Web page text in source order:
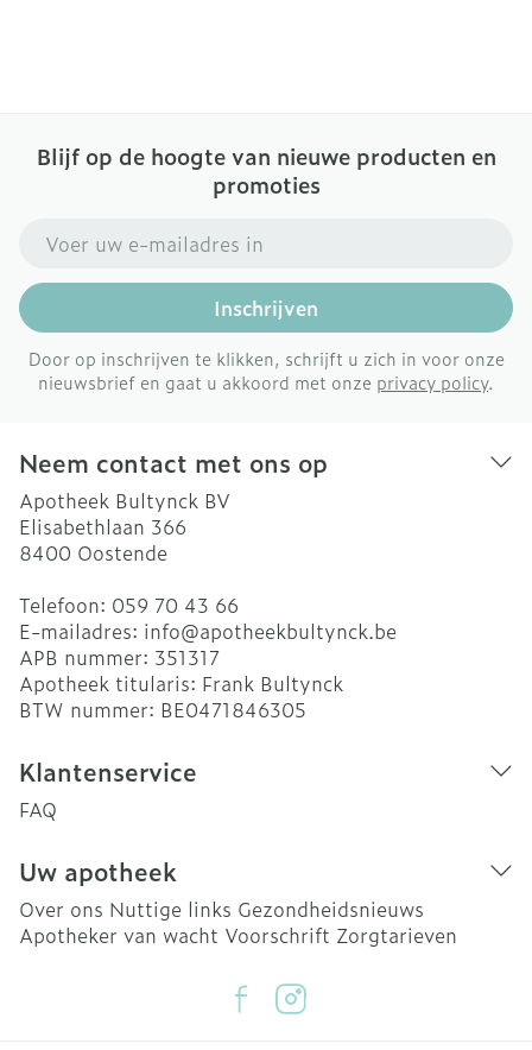
Blijf op de hoogte van nieuwe producten en
promoties
Inschrijven
Door op inschrijven te klikken, schrijft u zich in voor onze
nieuwsbrief en gaat u akkoord met onze privacy policy.
Neem contact met ons op
Apotheek Bultynck BV
Elisabethlaan 366
8400 Oostende
Telefoon: 059 70 43 66
E-mailadres: info@apotheekbultynck.be
APB nummer: 351317
Apotheek titularis: Frank Bultynck
BTW nummer: BE0471846305
Klantenservice
FAQ
Uw apotheek
Over ons Nuttige links Gezondheidsnieuws
Apotheker van wacht Voorschrift Zorgtarieven